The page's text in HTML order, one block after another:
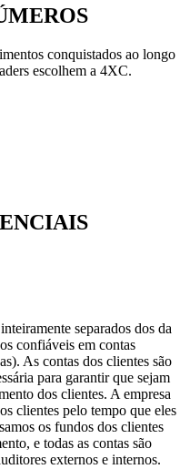
conquistados ao longo
escolhem a 4XC.
separados dos da
confiáveis em contas
As contas dos clientes são
para garantir que sejam
dos clientes. A empresa
clientes pelo tempo que eles
os fundos dos clientes
e todas as contas são
externos e internos.